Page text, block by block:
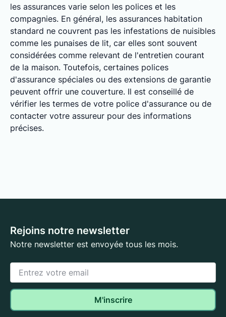
les assurances varie selon les polices et les
compagnies. En général, les assurances habitation
standard ne couvrent pas les infestations de nuisibles
comme les punaises de lit, car elles sont souvent
considérées comme relevant de l'entretien courant
de la maison. Toutefois, certaines polices
d'assurance spéciales ou des extensions de garantie
peuvent offrir une couverture. Il est conseillé de
vérifier les termes de votre police d'assurance ou de
contacter votre assureur pour des informations
précises.
Rejoins notre newsletter
Notre newsletter est envoyée tous les mois.